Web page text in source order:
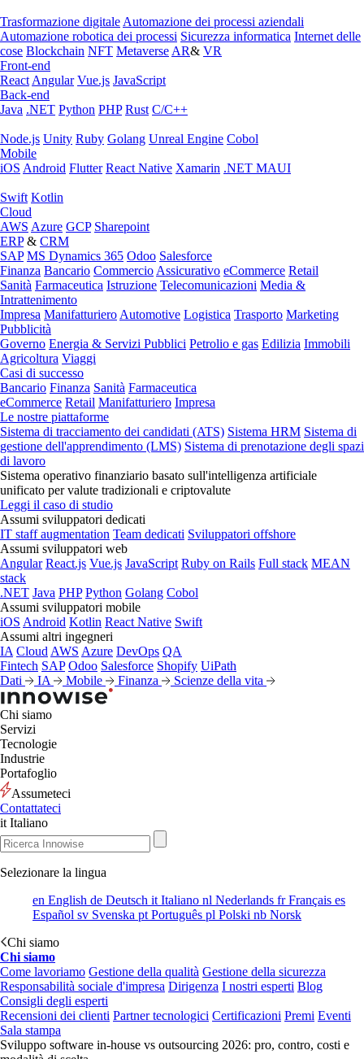
Trasformazione digitale Automazione dei processi aziendali
Automazione robotica dei processi Sicurezza informatica Internet delle
cose Blockchain NFT Metaverse AR& VR
Front-end
React Angular Vue.js JavaScript
Back-end
Java .NET Python PHP Rust C/C++
Node.js Unity Ruby Golang Unreal Engine Cobol
Mobile
iOS Android Flutter React Native Xamarin .NET MAUI
Swift Kotlin
Cloud
AWS Azure GCP Sharepoint
ERP& CRM
SAP MS Dynamics 365 Odoo Salesforce
Finanza Bancario Commercio Assicurativo eCommerce Retail
Sanità Farmaceutica Istruzione Telecomunicazioni Media &
Intrattenimento
Impresa Manifatturiero Automotive Logistica Trasporto Marketing
Pubblicità
Governo Energia & Servizi Pubblici Petrolio e gas Edilizia Immobili
Agricoltura Viaggi
Casi di successo
Bancario Finanza Sanità Farmaceutica
eCommerce Retail Manifatturiero Impresa
Le nostre piattaforme
Sistema di tracciamento dei candidati (ATS) Sistema HRM Sistema di
gestione dell'apprendimento (LMS) Sistema di prenotazione degli spazi
di lavoro
Sistema operativo finanziario basato sull'intelligenza artificiale
unificato per valute tradizionali e criptovalute
Leggi il caso di studio
Assumi sviluppatori dedicati
IT staff augmentation Team dedicati Sviluppatori offshore
Assumi sviluppatori web
Angular React.js Vue.js JavaScript Ruby on Rails Full stack MEAN
stack
.NET Java PHP Python Golang Cobol
Assumi sviluppatori mobile
iOS Android Kotlin React Native Swift
Assumi altri ingegneri
IA Cloud AWS Azure DevOps QA
Fintech SAP Odoo Salesforce Shopify UiPath
Dati
IA Mobile Finanza Scienze della vita
Chi siamo
Servizi
Tecnologie
Industrie
Portafoglio
Assumeteci
Contattateci
it Italiano
Selezionare la lingua
en English de Deutsch it Italiano nl Nederlands frFrançais es
Español sv Svenska pt Português pl Polski nb Norsk
Chi siamo
Chi siamo
Come lavoriamo Gestione della qualità Gestione della sicurezza
Responsabilità sociale d'impresa Dirigenza I nostri esperti Blog
Consigli degli esperti
Recensioni dei clienti Partner tecnologici Certificazioni Premi Eventi
Sala stampa
Sviluppo software in-house vs outsourcing 2026: pro, contro, costi e